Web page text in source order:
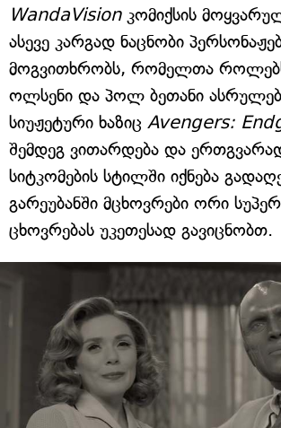
WandaVision კომიქსის
ასევე კარგად ნაცნობი
მოგვითხრობს, რომელთა
ოლსენი და პოლ ბეთანი
სიუჟეტური ხაზიც Avengers:
შემდეგ ვითარდება და
სიტკომების სტილში იქნება
გარეუბანში მცხოვრები ორი
ცხოვრებას უკეთესად გავიცნობთ.